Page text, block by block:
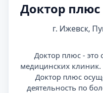
Доктор
г. Ижевск,
Доктор плюс -
медицинских
Доктор плюс
деятельность по